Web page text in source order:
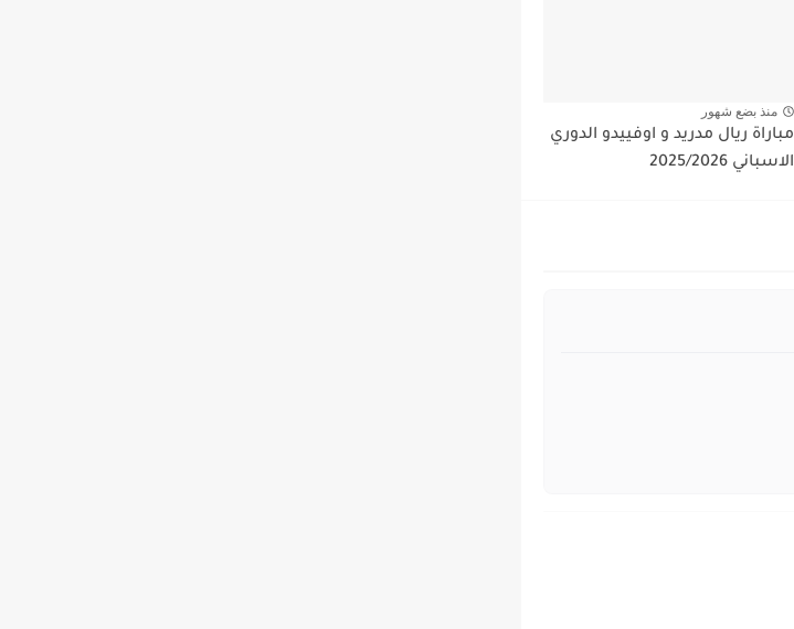
منذ بضع شهور
مباراة ريال مدريد و اوفييدو الدوري
الاسباني 2025/2026